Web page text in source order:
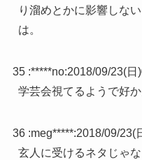
り溜めとかに影響しな
は。
35 :*****no:2018/09/23(日
学芸会視てるようで好
36 :meg*****:2018/09/23(
玄人に受けるネタじゃ